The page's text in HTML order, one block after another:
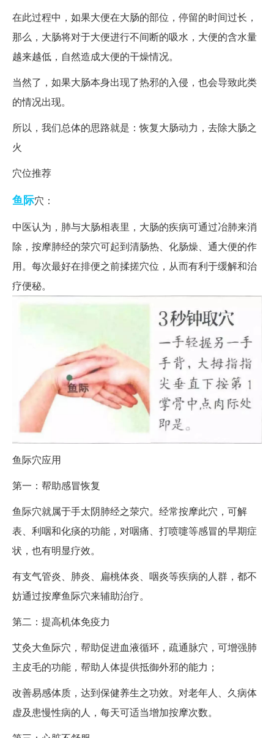
在此过程中，如果大便在大肠的部位，停留的时间过长，
那么，大肠将对于大便进行不间断的吸水，大便的含水量
越来越低，自然造成大便的干燥情况。
当然了，如果大肠本身出现了热邪的入侵，也会导致此类
的情况出现。
所以，我们总体的思路就是：恢复大肠动力，去除大肠之
火
穴位推荐
鱼际穴：
中医认为，肺与大肠相表里，大肠的疾病可通过冶肺来消
除，按摩肺经的荥穴可起到清肠热、化肠燥、通大便的作
用。每次最好在排便之前揉搓穴位，从而有利于缓解和治
疗便秘。
鱼际穴应用
第一：帮助感冒恢复
鱼际穴就属于手太阴肺经之荥穴。经常按摩此穴，可解
表、利咽和化痰的功能，对咽痛、打喷嚏等感冒的早期症
状，也有明显疗效。
有支气管炎、肺炎、扁桃体炎、咽炎等疾病的人群，都不
妨通过按摩鱼际穴来辅助治疗。
第二：提高机体免疫力
艾灸大鱼际穴，帮助促进血液循环，疏通脉穴，可增强肺
主皮毛的功能，帮助人体提供抵御外邪的能力；
改善易感体质，达到保健养生之功效。对老年人、久病体
虚及患慢性病的人，每天可适当增加按摩次数。